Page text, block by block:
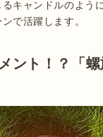
キャンドルのよう
で活躍します。
ント！？「